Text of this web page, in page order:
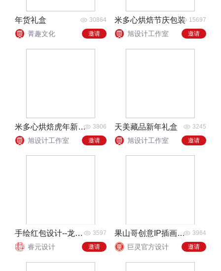
年货礼盒 30864
菁趣文化 邀请
米多心烘焙节庆包装 15697
旭设计工作室 邀请
米多心烘焙虎年新年礼盒 3806
旭设计工作室 邀请
天美藏品新年礼盒 3245
旭设计工作室 邀请
手绘红包设计--龙年红包福娃矢量图 3597
睿元设计 邀请
果山哥创意IP插画系列年货礼盒 3964
巨灵官方设计 邀请